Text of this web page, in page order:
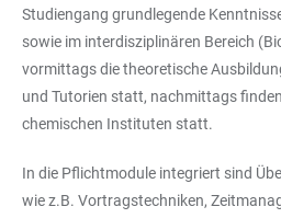
Studiengang grundlegende
sowie im interdisziplinären Bereich
vormittags die theoretische
und Tutorien statt, nachmittags
chemischen Instituten statt.
In die Pflichtmodule integriert sind
wie z.B. Vortragstechniken,